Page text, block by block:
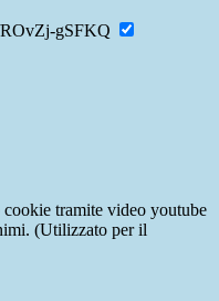
gSFKQ
tramite video youtube
(Utilizzato per il